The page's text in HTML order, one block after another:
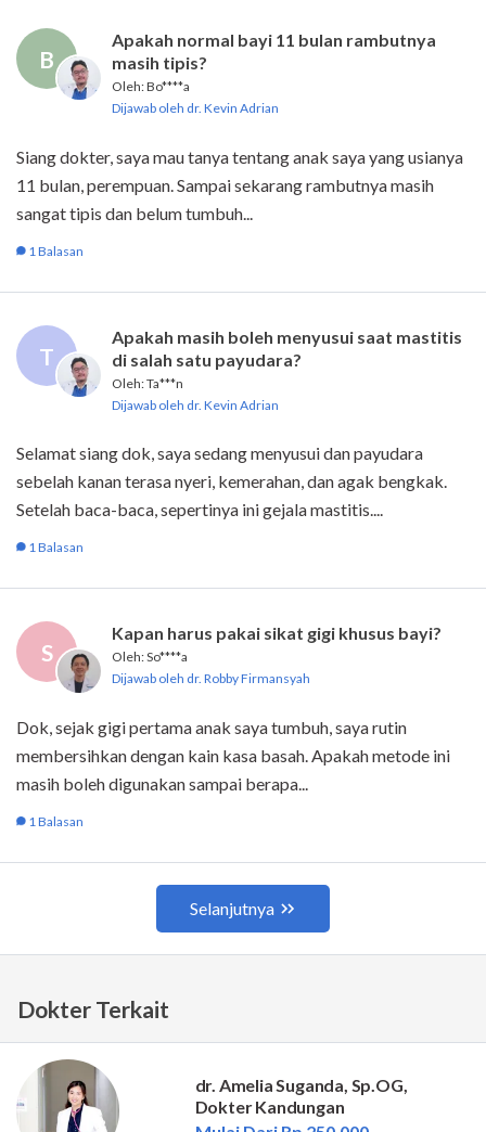
Dokter Terkait